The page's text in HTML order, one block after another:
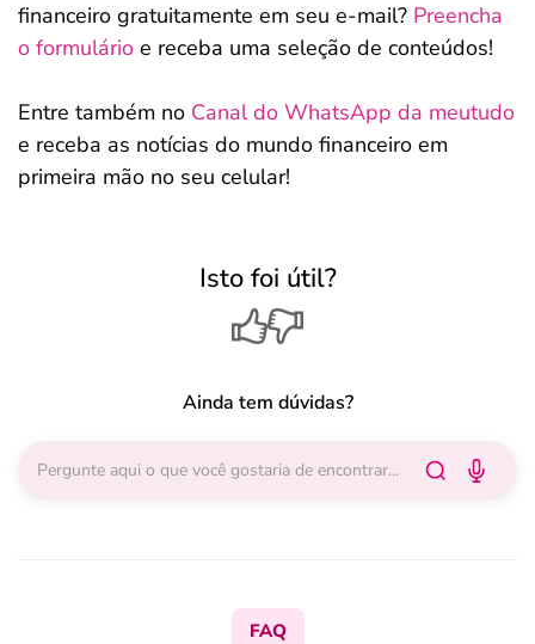
financeiro gratuitamente em seu e-mail? Preencha
o formulário e receba uma seleção de conteúdos!
Entre também no Canal do WhatsApp da meutudo
e receba as notícias do mundo financeiro em
primeira mão no seu celular!
Isto foi útil?
Ainda tem dúvidas?
FAQ